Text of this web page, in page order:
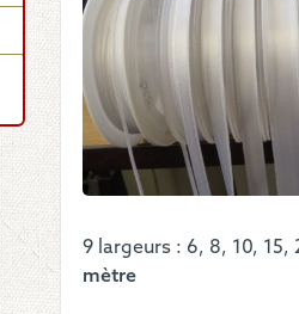
9 largeurs : 6, 8, 10,
mètre